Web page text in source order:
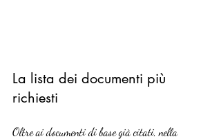
La lista dei documenti più
richiesti
Oltre ai documenti di base già citati, nella